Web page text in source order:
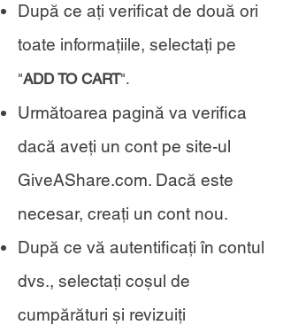
După ce ați verificat de două ori
toate informațiile, selectați pe
"ADD TO CART".
Următoarea pagină va verifica
dacă aveți un cont pe site-ul
GiveAShare.com. Dacă este
necesar, creați un cont nou.
După ce vă autentificați în contul
dvs., selectați coșul de
cumpărături și revizuiți